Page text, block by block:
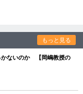
もっと見る
かないのか 【岡嶋教授の